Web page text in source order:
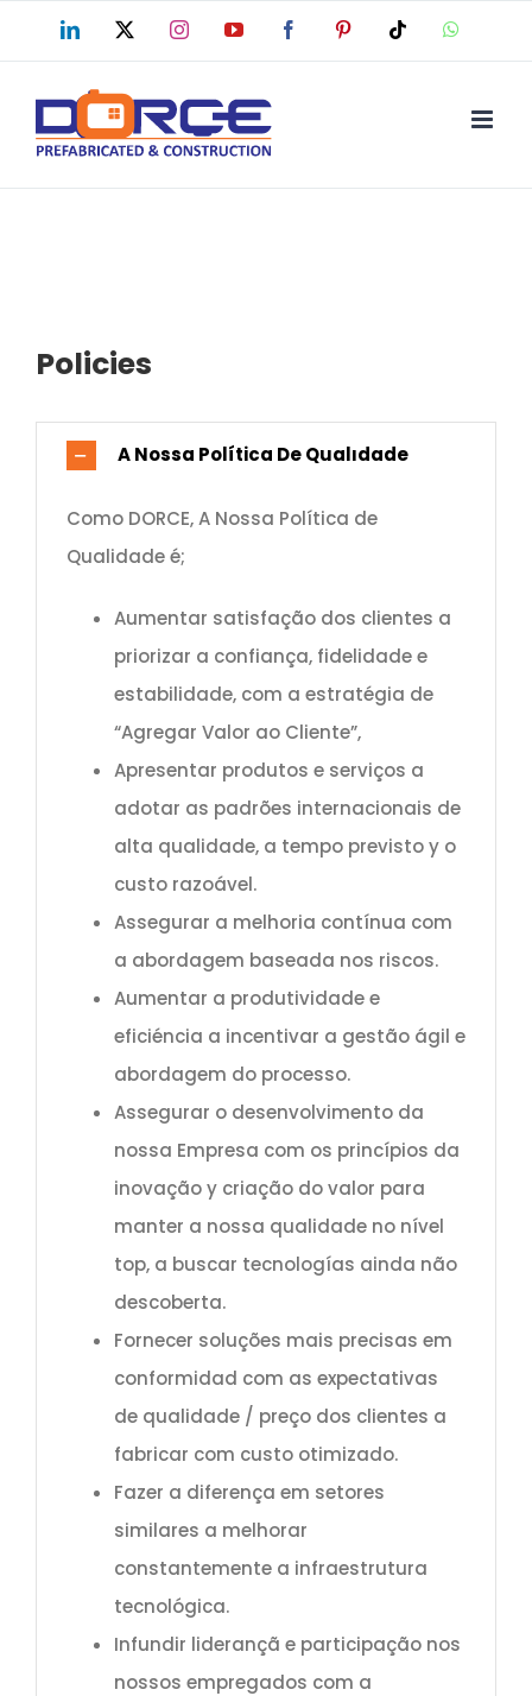
to
content
LinkedIn InstagramYouTube FacebookPinterest Tiktok
Policies
A Nossa Política De Qualıdade
Como DORCE, A Nossa Política de
Qualidade é;
Aumentar satisfação dos clientes a
priorizar a confiança, fidelidade e
estabilidade, com a estratégia de
“Agregar Valor ao Cliente”,
Apresentar produtos e serviços a
adotar as padrões internacionais de
alta qualidade, a tempo previsto y o
custo razoável.
Assegurar a melhoria contínua com
a abordagem baseada nos riscos.
Aumentar a produtividade e
eficiéncia a incentivar a gestão ágil e
abordagem do processo.
Assegurar o desenvolvimento da
nossa Empresa com os princípios da
inovação y criação do valor para
manter a nossa qualidade no nível
top, a buscar tecnologías ainda não
descoberta.
Fornecer soluções mais precisas em
conformidad com as expectativas
de qualidade / preço dos clientes a
fabricar com custo otimizado.
Fazer a diferença em setores
similares a melhorar
constantemente a infraestrutura
tecnológica.
Infundir liderançã e participação nos
nossos empregados com a